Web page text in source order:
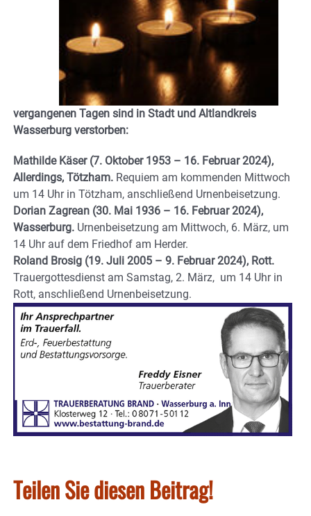
vergangenen Tagen sind in Stadt und Altlandkreis
Wasserburg verstorben:
Mathilde Käser (7. Oktober 1953 – 16. Februar 2024),
Allerdings, Tötzham. Requiem am kommenden Mittwoch
um 14 Uhr in Tötzham, anschließend Urnenbeisetzung.
Dorian Zagrean (30. Mai 1936 – 16. Februar 2024),
Wasserburg. Urnenbeisetzung am Mittwoch, 6. März, um
14 Uhr auf dem Friedhof am Herder.
Roland Brosig (19. Juli 2005 – 9. Februar 2024), Rott.
Trauergottesdienst am Samstag, 2. März, um 14 Uhr in
Rott, anschließend Urnenbeisetzung.
Teilen Sie diesen Beitrag!